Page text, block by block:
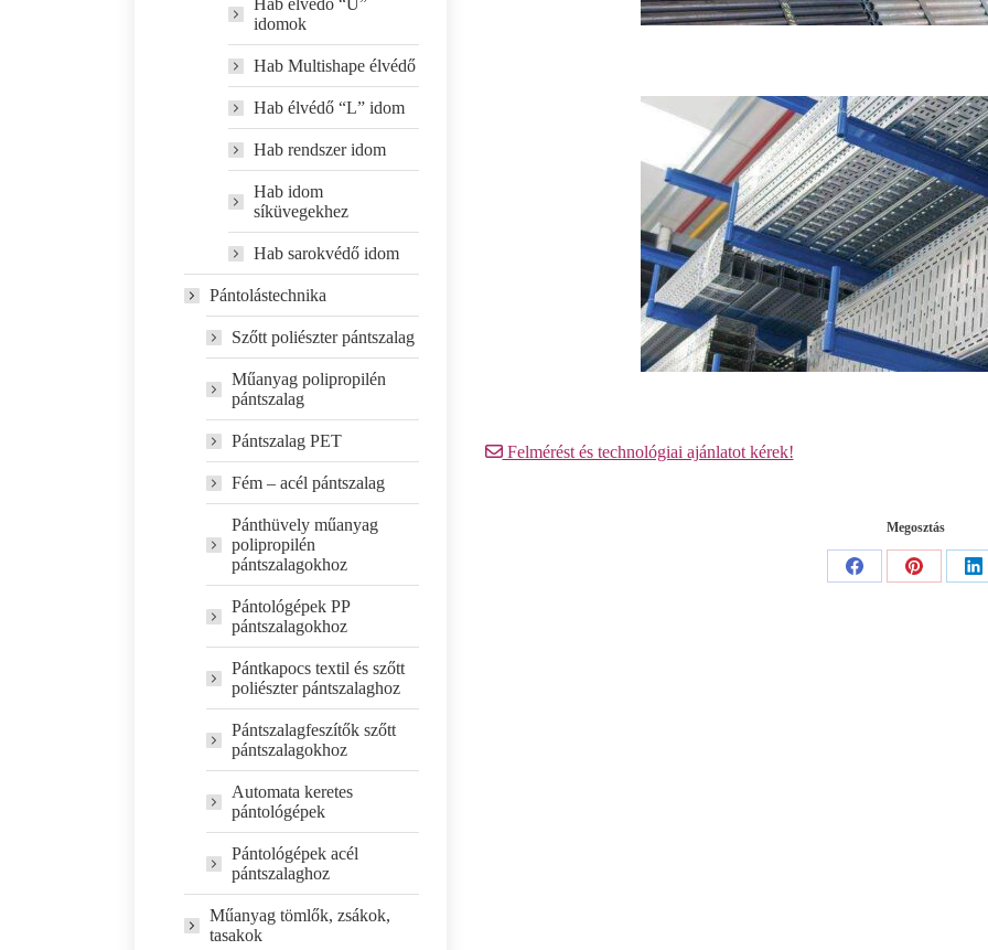
Felmérést és technológiai ajánlatot kérek!
Megosztás
Share
Share
Hab élvédő “U”
idomok
Hab Multishape élvédő
Hab élvédő “L” idom
Hab rendszer idom
Hab idom
síküvegekhez
Hab sarokvédő idom
Pántolástechnika
Szőtt poliészter pántszalag
Műanyag polipropilén
pántszalag
Pántszalag PET
Fém – acél pántszalag
Pánthüvely műanyag
polipropilén
pántszalagokhoz
Pántológépek PP
pántszalagokhoz
Pántkapocs textil és szőtt
poliészter pántszalaghoz
Pántszalagfeszítők szőtt
pántszalagokhoz
Automata keretes
pántológépek
Pántológépek acél
pántszalaghoz
Műanyag tömlők, zsákok,
tasakok